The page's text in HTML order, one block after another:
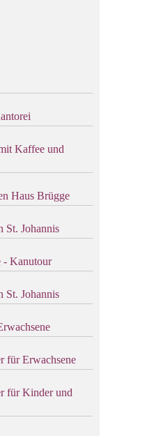
Kaffee und
Haus Brügge
St. Johannis
Kanutour
St. Johannis
für Erwachsene
für Kinder und